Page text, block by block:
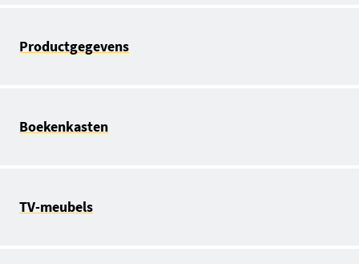
Productgegevens
Boekenkasten
TV-meubels